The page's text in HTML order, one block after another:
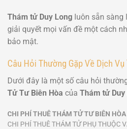
Thám tử Duy Long luôn sẵn sàng
giải quyết mọi vấn đề một cách
bảo mật.
Câu Hỏi Thường Gặp Về Dịch Vụ
Dưới đây là một số câu hỏi
Tử Tư Biên Hòa của Thám tử Duy
CHI PHÍ THUÊ THÁM TỬ TƯ BIÊN
CHI PHÍ THUÊ THÁM TỬ PHỤ THUỘC